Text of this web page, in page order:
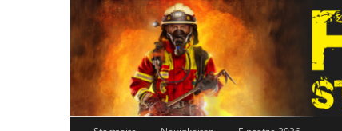
Skip
to
content